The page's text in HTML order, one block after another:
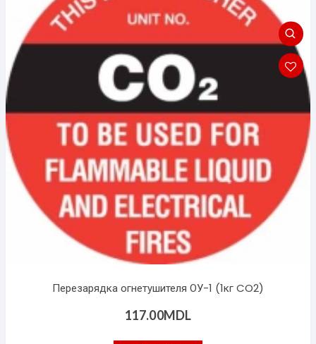
Перезарядка огнетушителя ОУ-1 (1кг CO2)
117.00MDL